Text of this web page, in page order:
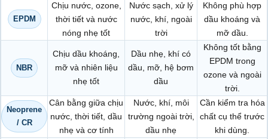
EPDM
Chịu nước, ozone,
thời tiết và nước
nóng nhẹ tốt
Nước sạch, xử lý
nước, khí, ngoài
trời
Không phù hợp
dầu khoáng và
mỡ dầu.
NBR
Chịu dầu khoáng,
mỡ và nhiên liệu
nhẹ tốt
Dầu nhẹ, khí có
dầu, mỡ, hệ bơm
dầu
Không tốt bằng
EPDM trong
ozone và ngoài
trời.
Neoprene
/ CR
Cân bằng giữa chịu
nước, thời tiết, dầu
nhẹ và cơ tính
Nước, khí, môi
trường ngoài trời,
dầu nhẹ
Cần kiểm tra hóa
chất cụ thể trước
khi dùng.